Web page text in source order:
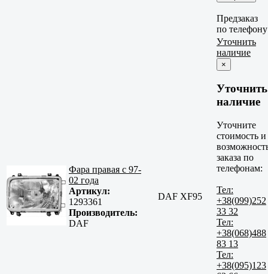
Предзаказ
по телефону
Фара правая с 97-
02 года
Артикул:
1293361
Производитель:
DAF
DAF XF95
Уточнить
наличие
×
Уточнить
наличие
Уточните
стоимость и
заказа по
телефонам:
Тел:
+38(099)252
33 32
Тел:
+38(068)488
83 13
Тел:
+38(095)123